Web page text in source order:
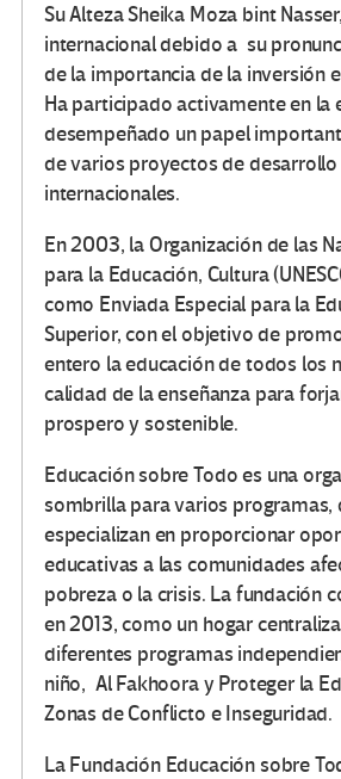
Su Alteza Sheika Moza bint
internacional debido a su
de la importancia de la inversión
Ha participado activamente en la
desempeñado un papel
de varios proyectos de desarrollo
internacionales.
En 2003, la Organización de las
para la Educación, Cultura
como Enviada Especial para la
Superior, con el objetivo de
entero la educación de todos los
calidad de la enseñanza para
prospero y sostenible.
Educación sobre Todo es una
sombrilla para varios programas,
especializan en proporcionar
educativas a las comunidades
pobreza o la crisis. La fundación
en 2013, como un hogar
diferentes programas
niño, Al Fakhoora y Proteger la
Zonas de Conflicto e Inseguridad.
La Fundación Educación sobre